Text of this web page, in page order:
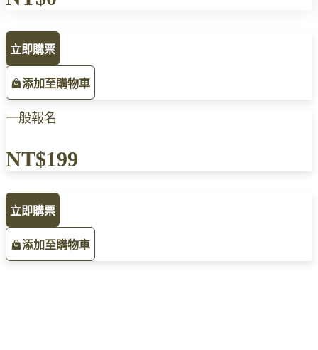
立即購票
添加至購物車
一般報名
NT$199
立即購票
添加至購物車